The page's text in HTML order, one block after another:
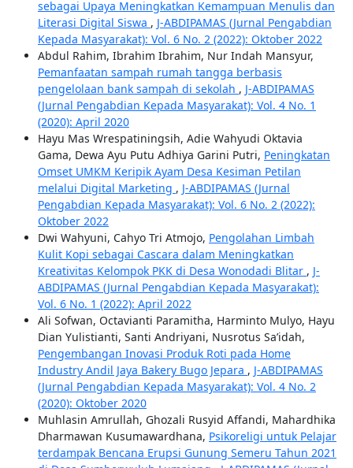
sebagai Upaya Meningkatkan Kemampuan Menulis dan
Literasi Digital Siswa , J-ABDIPAMAS (Jurnal Pengabdian
Kepada Masyarakat): Vol. 6 No. 2 (2022): Oktober 2022
Abdul Rahim, Ibrahim Ibrahim, Nur Indah Mansyur,
Pemanfaatan sampah rumah tangga berbasis
pengelolaan bank sampah di sekolah , J-ABDIPAMAS
(Jurnal Pengabdian Kepada Masyarakat): Vol. 4 No. 1
(2020): April 2020
Hayu Mas Wrespatiningsih, Adie Wahyudi Oktavia
Gama, Dewa Ayu Putu Adhiya Garini Putri, Peningkatan
Omset UMKM Keripik Ayam Desa Kesiman Petilan
melalui Digital Marketing , J-ABDIPAMAS (Jurnal
Pengabdian Kepada Masyarakat): Vol. 6 No. 2 (2022):
Oktober 2022
Dwi Wahyuni, Cahyo Tri Atmojo, Pengolahan Limbah
Kulit Kopi sebagai Cascara dalam Meningkatkan
Kreativitas Kelompok PKK di Desa Wonodadi Blitar , J-
ABDIPAMAS (Jurnal Pengabdian Kepada Masyarakat):
Vol. 6 No. 1 (2022): April 2022
Ali Sofwan, Octavianti Paramitha, Harminto Mulyo, Hayu
Dian Yulistianti, Santi Andriyani, Nusrotus Sa’idah,
Pengembangan Inovasi Produk Roti pada Home
Industry Andil Jaya Bakery Bugo Jepara , J-ABDIPAMAS
(Jurnal Pengabdian Kepada Masyarakat): Vol. 4 No. 2
(2020): Oktober 2020
Muhlasin Amrullah, Ghozali Rusyid Affandi, Mahardhika
Dharmawan Kusumawardhana, Psikoreligi untuk Pelajar
terdampak Bencana Erupsi Gunung Semeru Tahun 2021